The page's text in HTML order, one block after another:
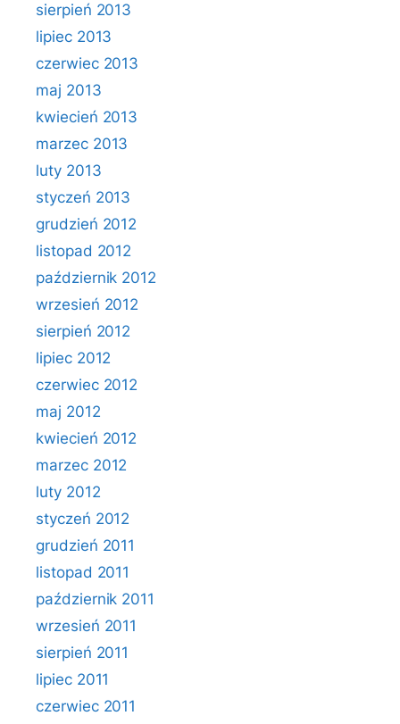
sierpień 2013
lipiec 2013
czerwiec 2013
maj 2013
kwiecień 2013
marzec 2013
luty 2013
styczeń 2013
grudzień 2012
listopad 2012
październik 2012
wrzesień 2012
sierpień 2012
lipiec 2012
czerwiec 2012
maj 2012
kwiecień 2012
marzec 2012
luty 2012
styczeń 2012
grudzień 2011
listopad 2011
październik 2011
wrzesień 2011
sierpień 2011
lipiec 2011
czerwiec 2011